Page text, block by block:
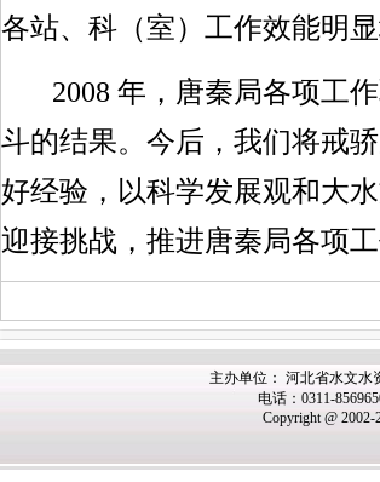
各站、科（室）工作效能明
2008 年，唐秦局各项工
斗的结果。今后，我们将戒
好经验，以科学发展观和大
迎接挑战，推进唐秦局各项
主办单位： 河北省水文水
电话：0311-
Copyright @ 2002-